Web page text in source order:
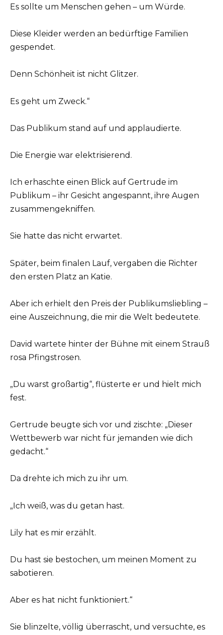
Es sollte um Menschen gehen – um Würde.
Diese Kleider werden an bedürftige Familien
gespendet.
Denn Schönheit ist nicht Glitzer.
Es geht um Zweck.“
Das Publikum stand auf und applaudierte.
Die Energie war elektrisierend.
Ich erhaschte einen Blick auf Gertrude im
Publikum – ihr Gesicht angespannt, ihre Augen
zusammengekniffen.
Sie hatte das nicht erwartet.
Später, beim finalen Lauf, vergaben die Richter
den ersten Platz an Katie.
Aber ich erhielt den Preis der Publikumsliebling –
eine Auszeichnung, die mir die Welt bedeutete.
David wartete hinter der Bühne mit einem Strauß
rosa Pfingstrosen.
„Du warst großartig“, flüsterte er und hielt mich
fest.
Gertrude beugte sich vor und zischte: „Dieser
Wettbewerb war nicht für jemanden wie dich
gedacht.“
Da drehte ich mich zu ihr um.
„Ich weiß, was du getan hast.
Lily hat es mir erzählt.
Du hast sie bestochen, um meinen Moment zu
sabotieren.
Aber es hat nicht funktioniert.“
Sie blinzelte, völlig überrascht, und versuchte, es